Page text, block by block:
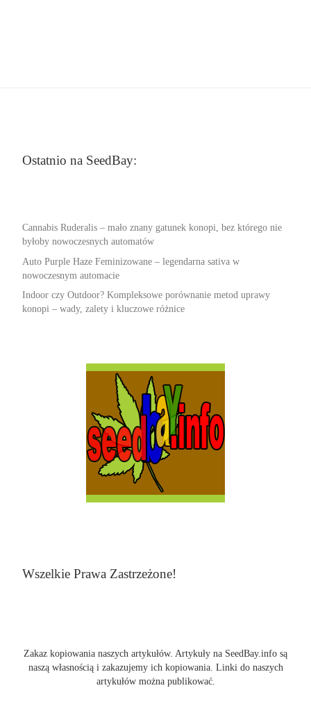
Ostatnio na SeedBay:
Cannabis Ruderalis – mało znany gatunek konopi, bez którego nie
byłoby nowoczesnych automatów
Auto Purple Haze Feminizowane – legendarna sativa w
nowoczesnym automacie
Indoor czy Outdoor? Kompleksowe porównanie metod uprawy
konopi – wady, zalety i kluczowe różnice
Wszelkie Prawa Zastrzeżone!
Zakaz kopiowania naszych artykułów. Artykuły na SeedBay.info są
naszą własnością i zakazujemy ich kopiowania. Linki do naszych
artykułów można publikować.